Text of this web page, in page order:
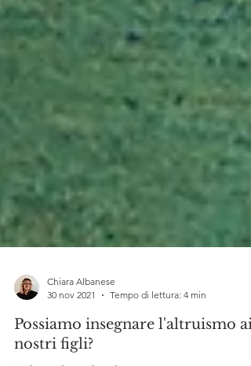
30 nov 2021
Tempo di lettura: 4 min
Possiamo insegnare l'altruismo ai